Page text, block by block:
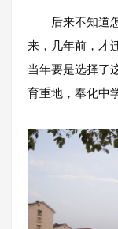
后来不知道怎
来，几年前，才
当年要是选择了
育重地，奉化中